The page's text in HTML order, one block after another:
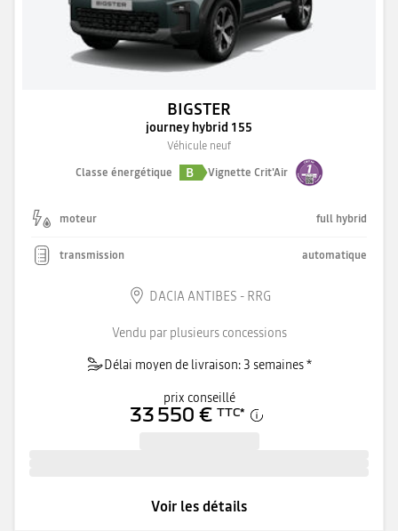
BIGSTER
journey hybrid 155
Véhicule neuf
Classe énergétique
B Vignette Crit'Air
moteur full hybrid
transmission automatique
DACIA ANTIBES - RRG
Vendu par plusieurs concessions
Délai moyen de livraison: 3 semaines *
prix conseillé
33 550 € TTC*
Voir les détails